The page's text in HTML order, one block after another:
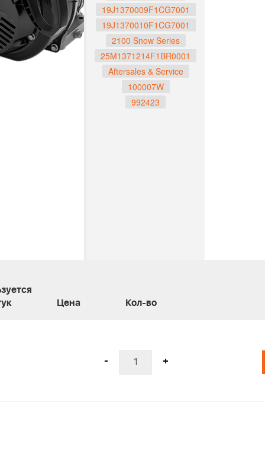
19J1370009F1CG7001
19J1370010F1CG7001
2100 Snow Series
25M1371214F1BR0001
Aftersales & Service
100007W
992423
Цена Кол-во
- +